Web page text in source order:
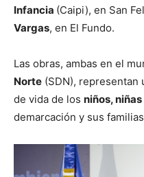
Infancia (Caipi), en San
Vargas, en El Fundo.
Las obras, ambas en el
Norte (SDN),
de vida de los niños,
demarcación y sus